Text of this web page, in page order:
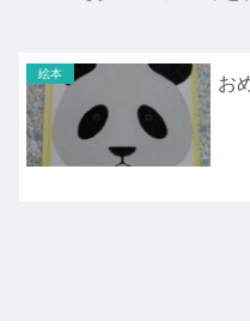
絵本 お